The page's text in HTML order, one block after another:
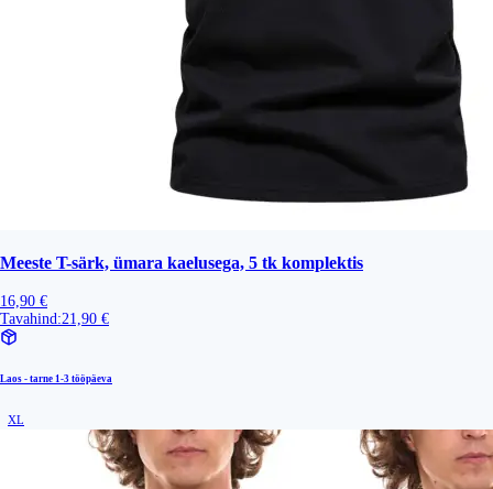
Meeste T-särk, ümara kaelusega, 5 tk komplektis
16,90 €
Tavahind:21,90 €
Laos - tarne 1-3 tööpäeva
XL